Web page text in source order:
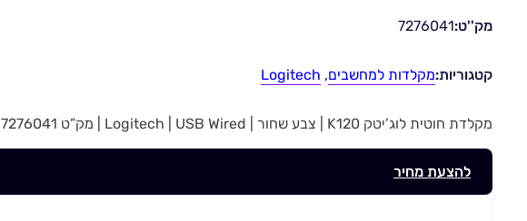
מק''ט:7276041
קטגוריות:מקלדות למחשבים,
Logitech
מקלדת חוטית לוג’יטק K120 | צבע שחור | Logitech | USB Wired | מק”ט 7276041
להצעת מחיר